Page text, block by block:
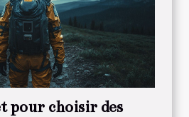
pour choisir des